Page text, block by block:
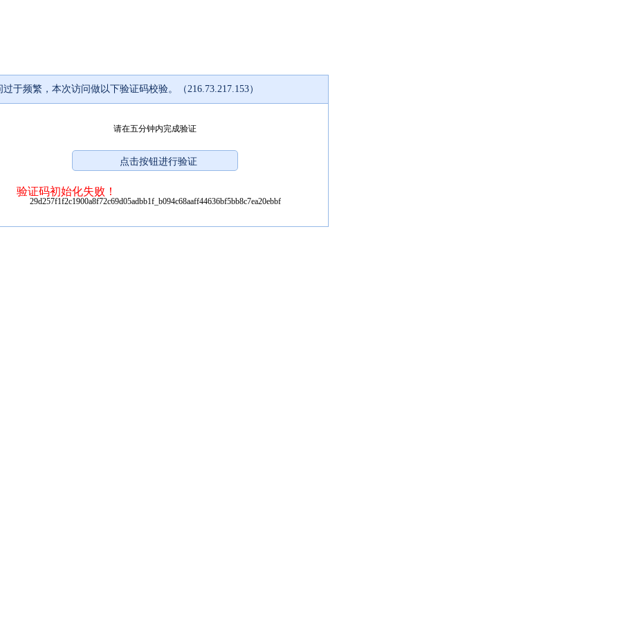
过于频繁，本次访问做以下验证码校验。（216.73.217.153）
请在五分钟内完成验证
验证码初始化失败！
29d257f1f2c1900a8f72c69d05adbb1f_b094c68aaff44636bf5bb8c7ea20ebbf